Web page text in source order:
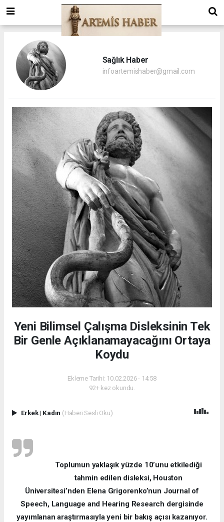
Sağlık Haber
infoartemishaber@gmail.com
Yeni Bilimsel Çalışma Disleksinin Tek
Bir Genle Açıklanamayacağını Ortaya
Koydu
Ekleme Tarihi: 10.02.2026 - 14:58
92+ kez okundu.
Erkek| Kadın (Haberi Sesli Oku)
Toplumun yaklaşık yüzde 10’unu etkilediği
tahmin edilen disleksi, Houston
Üniversitesi’nden Elena Grigorenko’nun Journal of
Speech, Language and Hearing Research dergisinde
yayımlanan araştırmasıyla yeni bir bakış açısı kazanıyor.